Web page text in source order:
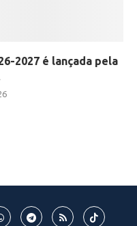
2027 é lançada pela